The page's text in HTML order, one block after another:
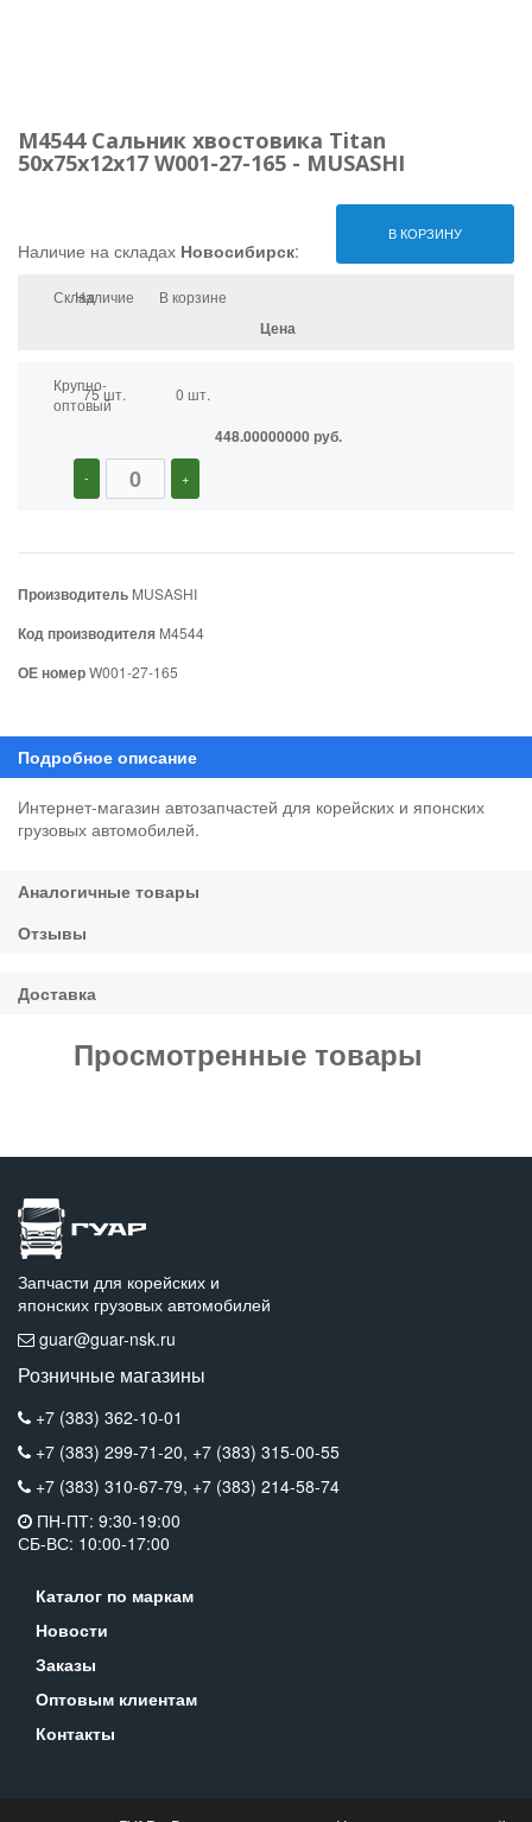
M4544 Сальник хвостовика Titan
50х75х12х17 W001-27-165 - MUSASHI
В КОРЗИНУ
Наличие на складах Новосибирск:
СкладНаличие В корзине
Цена
Крупно-
оптовый
75 шт. 0 шт.
448.00000000 руб.
- +
Производитель MUSASHI
Код производителя M4544
ОЕ номерW001-27-165
Интернет-магазин автозапчастей для корейских и японских
грузовых автомобилей.
Просмотренные товары
Запчасти для корейских и
японских грузовых автомобилей
guar@guar-nsk.ru
Розничные магазины
+7 (383) 362-10-01
+7 (383) 299-71-20, +7 (383) 315-00-55
+7 (383) 310-67-79, +7 (383) 214-58-74
ПН-ПТ: 9:30-19:00
СБ-ВС: 10:00-17:00
Каталог по маркам
Новости
Заказы
Оптовым клиентам
Контакты